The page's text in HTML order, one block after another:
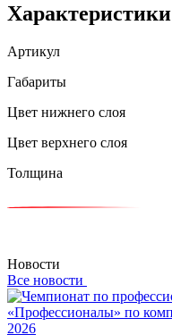
Характеристики
Артикул
Габариты
Цвет нижнего слоя
Цвет верхнего слоя
Толщина
Новости
Все новости